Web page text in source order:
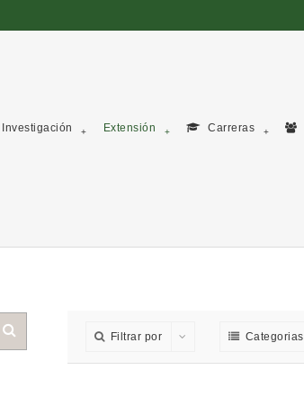
Investigación Extensión Carreras
Filtrar por Categorias